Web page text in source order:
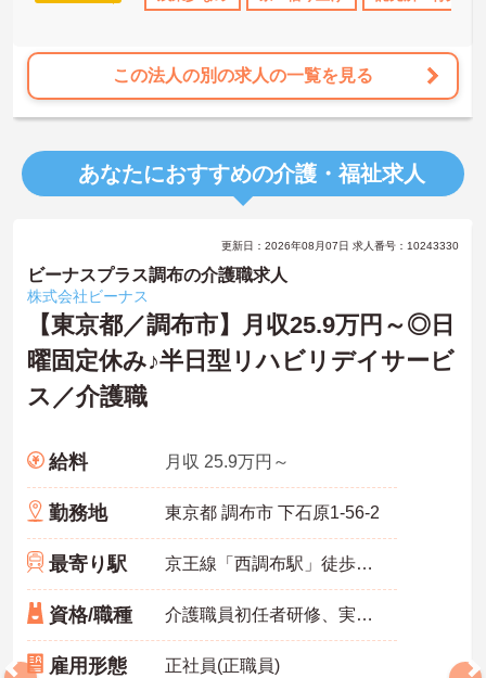
この法人の別の求人の一覧を見る
あなたにおすすめの介護・福祉求人
更新日：2026年08月07日 求人番号：10243330
ビーナスプラス調布の介護職求人
株式会社ビーナス
【東京都／調布市】月収25.9万円～◎日
曜固定休み♪半日型リハビリデイサービ
ス／介護職
給料 月収 25.9万円～
勤務地 東京都 調布市 下石原1-56‐2
最寄り駅 京王線「西調布駅」徒歩12分
資格/職種 介護職員初任者研修、実務者研修のいずれか
雇用形態 正社員(正職員)